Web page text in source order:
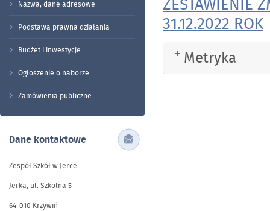
Nazwa, dane adresowe
Podstawa prawna działania
Budżet i inwestycje
Ogłoszenie o naborze
Zamówienia publiczne
Dane kontaktowe
Zespół Szkół w Jerce
Jerka, ul. Szkolna 5
64-010 Krzywiń
ZESTAWIENIE
31.12.2022 ROK
Rozwiń
Metryka